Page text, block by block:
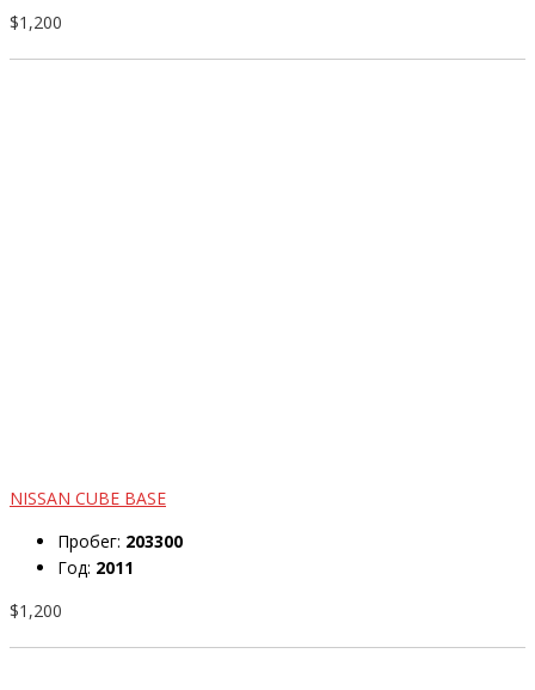
$1,200
NISSAN CUBE BASE
Пробег: 203300
Год: 2011
$1,200